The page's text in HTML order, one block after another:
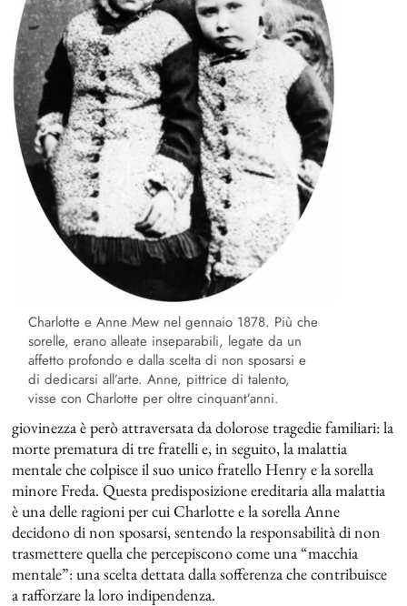
Charlotte e Anne Mew nel gennaio 1878. Più che
sorelle, erano alleate inseparabili, legate da un
affetto profondo e dalla scelta di non sposarsi e
di dedicarsi all’arte. Anne, pittrice di talento,
visse con Charlotte per oltre cinquant’anni.
giovinezza è però attraversata da dolorose tragedie familiari: la
morte prematura di tre fratelli e, in seguito, la malattia
mentale che colpisce il suo unico fratello Henry e la sorella
minore Freda. Questa predisposizione ereditaria alla malattia
è una delle ragioni per cui Charlotte e la sorella Anne
decidono di non sposarsi, sentendo la responsabilità di non
trasmettere quella che percepiscono come una “macchia
mentale”: una scelta dettata dalla sofferenza che contribuisce
a rafforzare la loro indipendenza.